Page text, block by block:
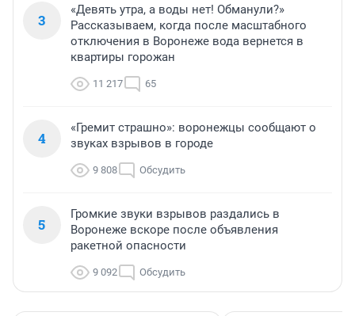
3
«Девять утра, а воды нет! Обманули?»
Рассказываем, когда после масштабного
отключения в Воронеже вода вернется в
квартиры горожан
11 217 65
4
«Гремит страшно»: воронежцы сообщают о
звуках взрывов в городе
9 808 Обсудить
5
Громкие звуки взрывов раздались в
Воронеже вскоре после объявления
ракетной опасности
9 092 Обсудить